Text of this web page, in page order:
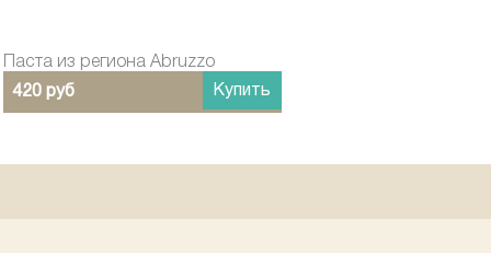
Паста из региона Abruzzo
420 руб
Купить